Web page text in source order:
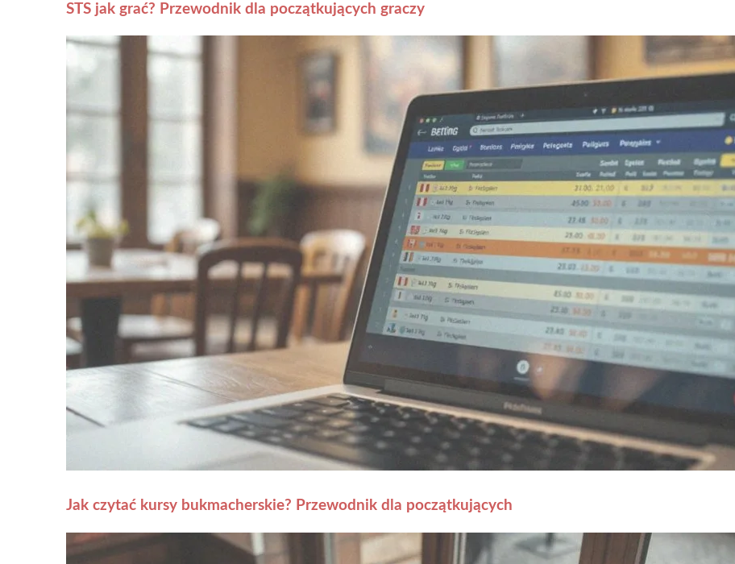
STS jak grać? Przewodnik dla początkujących graczy
Jak czytać kursy bukmacherskie? Przewodnik dla początkujących